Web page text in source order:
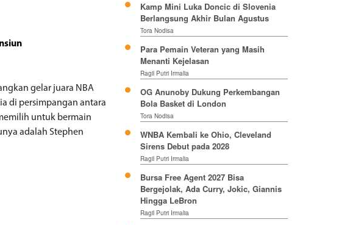
gelar juara NBA
di persimpangan antara
untuk bermain
adalah Stephen
Kamp Mini Luka Doncic di Slovenia
Berlangsung Akhir Bulan Agustus
Tora Nodisa
Para Pemain Veteran yang Masih
Menanti Kejelasan
Ragil Putri Irmalia
OG Anunoby Dukung Perkembangan
Bola Basket di London
Tora Nodisa
WNBA Kembali ke Ohio, Cleveland
Sirens Debut pada 2028
Ragil Putri Irmalia
Bursa Free Agent 2027 Bisa
Bergejolak, Ada Curry, Jokic, Giannis
Hingga LeBron
Ragil Putri Irmalia